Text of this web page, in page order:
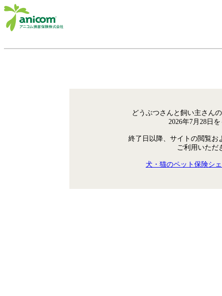
どうぶつさんと飼い主さん
2026年7月28日
終了日以降、サイトの閲覧お
ご利用いただ
犬・猫のペット保険シ